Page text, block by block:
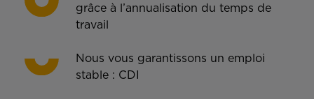
grâce à l’annualisation du temps de
travail
Nous vous garantissons un emploi
stable : CDI